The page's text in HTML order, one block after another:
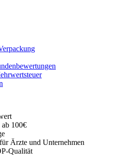
ab 100€
Ärzte und Unternehmen
Qualität